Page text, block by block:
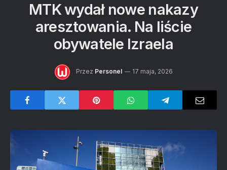
MTK wydał nowe nakazy
aresztowania. Na liście
obywatele Izraela
Przez Personel 17 maja, 2026